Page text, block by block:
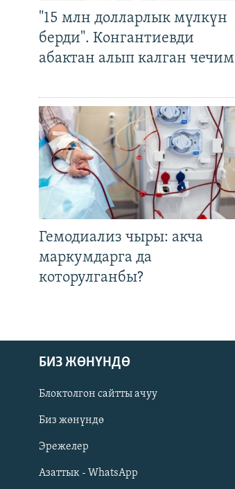
Русский
ОНЛАЙН ШЕРИНЕ
"15 млн долларлык мүлкүн
берди". Конгантиевди
абактан алып калган чечим
Гемодиализ чыры: акча
маркумдарга да
которулганбы?
БИЗ ЖӨНҮНДӨ
Блоктолгон сайтты ачуу
Биз жөнүндө
Эрежелер
Азаттык - WhatsApp